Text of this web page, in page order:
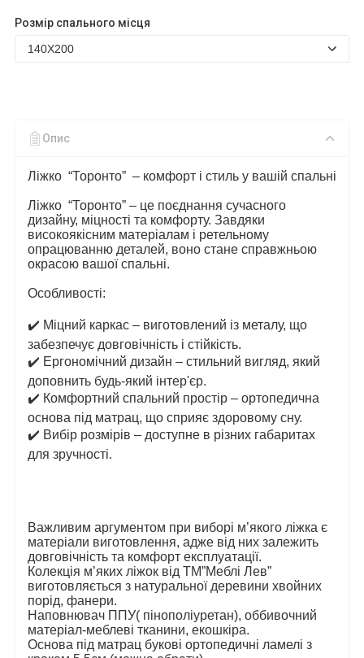
Розмір спального місця
Опис
Ліжко “Торонто” – комфорт і стиль у вашій спальні
Ліжко “Торонто” – це поєднання сучасного
дизайну, міцності та комфорту. Завдяки
високоякісним матеріалам і ретельному
опрацюванню деталей, воно стане справжньою
окрасою вашої спальні.
Особливості:
✔️ Міцний каркас – виготовлений із металу, що
забезпечує довговічність і стійкість.
✔️ Ергономічний дизайн – стильний вигляд, який
доповнить будь-який інтер'єр.
✔️ Комфортний спальний простір – ортопедична
основа під матрац, що сприяє здоровому сну.
✔️ Вибір розмірів – доступне в різних габаритах
для зручності.
Важливим аргументом при виборі м’якого ліжка є
матеріали виготовлення, адже від них залежить
довговічність та комфорт експлуатації.
Колекція м’яких ліжок від ТМ”Меблі Лев”
виготовляється з натуральної деревини хвойних
порід, фанери.
Наповнювач ППУ( пінополіуретан), оббивочний
матеріал-меблеві тканини, екошкіра.
Основа під матрац букові ортопедичні ламелі з